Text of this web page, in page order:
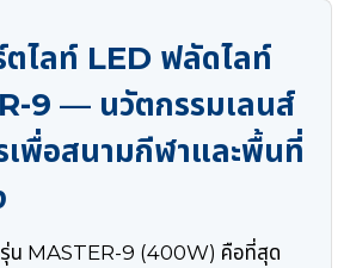
ไลท์ LED ฟลัดไลท์
9 — นวัตกรรมเลนส์
เพื่อสนามกีฬาและพื้นที่
น MASTER-9 (400W) คือที่สุด